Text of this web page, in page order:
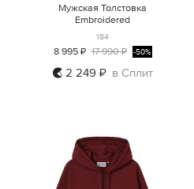
S
Мужская Толстовка
Embroidered
184
8 995 ₽ 17 990 ₽ -50%
2 249 ₽ в Сплит